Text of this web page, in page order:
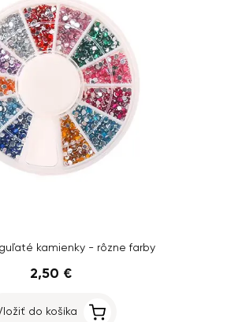
kamienky - rôzne farby
2,50 €
do košíka